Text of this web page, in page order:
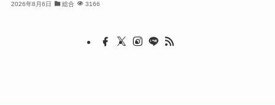
2026年8月6日 総合 3166